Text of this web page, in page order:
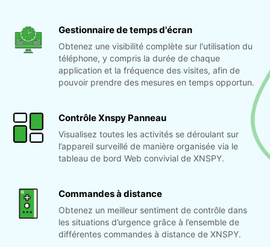
Gestionnaire de temps d'écran
Obtenez une visibilité complète sur l'utilisation du
téléphone, y compris la durée de chaque
application et la fréquence des visites, afin de
pouvoir prendre des mesures en temps opportun.
Contrôle Xnspy Panneau
Visualisez toutes les activités se déroulant sur
l’appareil surveillé de manière organisée via le
tableau de bord Web convivial de XNSPY.
Commandes à distance
Obtenez un meilleur sentiment de contrôle dans
les situations d’urgence grâce à l’ensemble de
différentes commandes à distance de XNSPY.